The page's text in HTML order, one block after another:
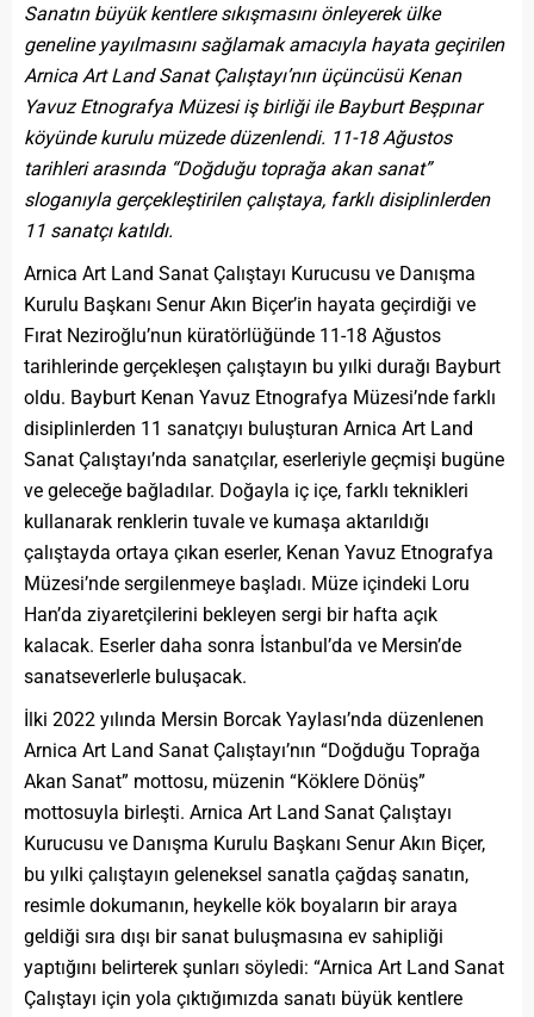
Sanatın büyük kentlere sıkışmasını önleyerek ülke
geneline yayılmasını sağlamak amacıyla hayata geçirilen
Arnica Art Land Sanat Çalıştayı’nın üçüncüsü Kenan
Yavuz Etnografya Müzesi iş birliği ile Bayburt Beşpınar
köyünde kurulu müzede düzenlendi. 11-18 Ağustos
tarihleri arasında “Doğduğu toprağa akan sanat”
sloganıyla gerçekleştirilen çalıştaya, farklı disiplinlerden
11 sanatçı katıldı.
Arnica Art Land Sanat Çalıştayı Kurucusu ve Danışma
Kurulu Başkanı Senur Akın Biçer’in hayata geçirdiği ve
Fırat Neziroğlu’nun küratörlüğünde 11-18 Ağustos
tarihlerinde gerçekleşen çalıştayın bu yılki durağı Bayburt
oldu. Bayburt Kenan Yavuz Etnografya Müzesi’nde farklı
disiplinlerden 11 sanatçıyı buluşturan Arnica Art Land
Sanat Çalıştayı’nda sanatçılar, eserleriyle geçmişi bugüne
ve geleceğe bağladılar. Doğayla iç içe, farklı teknikleri
kullanarak renklerin tuvale ve kumaşa aktarıldığı
çalıştayda ortaya çıkan eserler, Kenan Yavuz Etnografya
Müzesi’nde sergilenmeye başladı. Müze içindeki Loru
Han’da ziyaretçilerini bekleyen sergi bir hafta açık
kalacak. Eserler daha sonra İstanbul’da ve Mersin’de
sanatseverlerle buluşacak.
İlki 2022 yılında Mersin Borcak Yaylası’nda düzenlenen
Arnica Art Land Sanat Çalıştayı’nın “Doğduğu Toprağa
Akan Sanat” mottosu, müzenin “Köklere Dönüş”
mottosuyla birleşti. Arnica Art Land Sanat Çalıştayı
Kurucusu ve Danışma Kurulu Başkanı Senur Akın Biçer,
bu yılki çalıştayın geleneksel sanatla çağdaş sanatın,
resimle dokumanın, heykelle kök boyaların bir araya
geldiği sıra dışı bir sanat buluşmasına ev sahipliği
yaptığını belirterek şunları söyledi: “Arnica Art Land Sanat
Çalıştayı için yola çıktığımızda sanatı büyük kentlere